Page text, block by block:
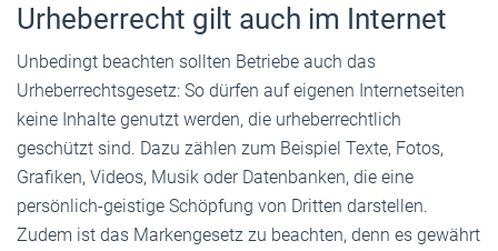
Urheberrecht gilt auch im Internet
Unbedingt beachten sollten Betriebe auch das
Urheberrechtsgesetz: So dürfen auf eigenen Internetseiten
keine Inhalte genutzt werden, die urheberrechtlich
geschützt sind. Dazu zählen zum Beispiel Texte, Fotos,
Grafiken, Videos, Musik oder Datenbanken, die eine
persönlich-geistige Schöpfung von Dritten darstellen.
Zudem ist das Markengesetz zu beachten, denn es gewährt